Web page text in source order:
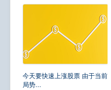
今天要快速上涨股票 由于当前
局势...